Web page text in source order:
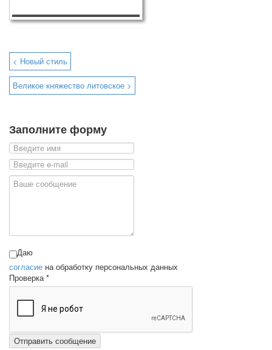
< Новый стиль
Великое княжество литовское >
Заполните форму
Даю
согласие на обработку персональных данных
Проверка*
Отправить сообщение